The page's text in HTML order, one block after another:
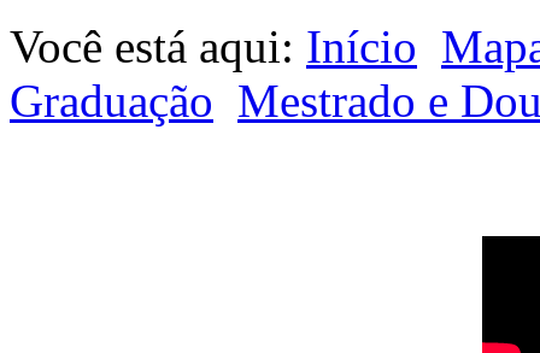
Você está aqui: Início
Graduação Mestrado e